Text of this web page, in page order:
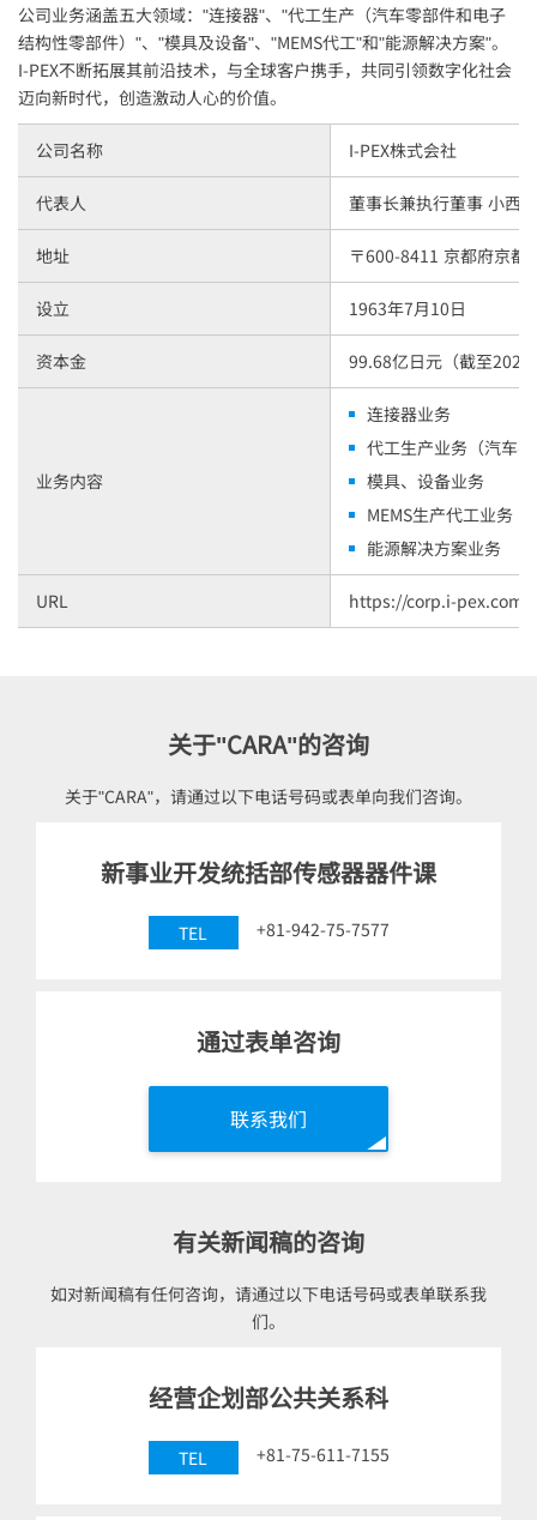
公司业务涵盖五大领域："连接器"、"代工生产（汽车零部件和电子
结构性零部件）"、"模具及设备"、"MEMS代工"和"能源解决方案"。
I-PEX不断拓展其前沿技术，与全球客户携手，共同引领数字化社会
迈向新时代，创造激动人心的价值。
公司名称 I-PEX株式会社
代表人 董事长兼执行董事 小西
地址 〒600-8411 京都府京都
设立 1963年7月10日
资本金 99.68亿日元（截至
业务内容
连接器业务
代工生产业务（汽车
模具、设备业务
MEMS生产代工业务
能源解决方案业务
URL https://corp.i-pex.com/
关于"CARA"的咨询
关于"CARA"，请通过以下电话号码或表单向我们咨询。
新事业开发统括部传感器器件课
TEL +81-942-75-7577
通过表单咨询
联系我们
有关新闻稿的咨询
如对新闻稿有任何咨询，请通过以下电话号码或表单联系我
们。
经营企划部公共关系科
TEL +81-75-611-7155